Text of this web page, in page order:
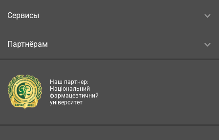
Сервисы
Партнёрам
Наш партнер:
Національний
фармацевтичний
університет